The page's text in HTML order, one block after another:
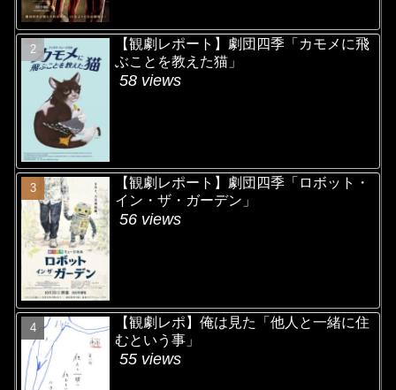
【観劇レポート】劇団四季「カモメに飛
ぶことを教えた猫」
58 views
【観劇レポート】劇団四季「ロボット・
イン・ザ・ガーデン」
56 views
【観劇レポ】俺は見た「他人と一緒に住
むという事」
55 views